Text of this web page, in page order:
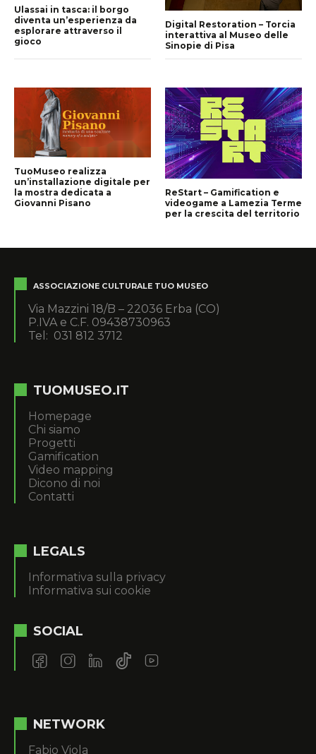
Ulassai in tasca: il borgo
diventa un’esperienza da
esplorare attraverso il
gioco
Digital Restoration – Torcia
interattiva al Museo delle
Sinopie di Pisa
TuoMuseo realizza
un’installazione digitale per
la mostra dedicata a
Giovanni Pisano
ReStart – Gamification e
videogame a Lamezia Terme
per la crescita del territorio
ASSOCIAZIONE CULTURALE TUO MUSEO
Via Mazzini 18/B – 22036 Erba (CO)
P.IVA e C.F. 09438730963
Tel: 031 812 3712
TUOMUSEO.IT
Homepage
Chi siamo
Progetti
Gamification
Video mapping
Dicono di noi
Contatti
LEGALS
Informativa sulla privacy
Informativa sui cookie
SOCIAL
NETWORK
Fabio Viola